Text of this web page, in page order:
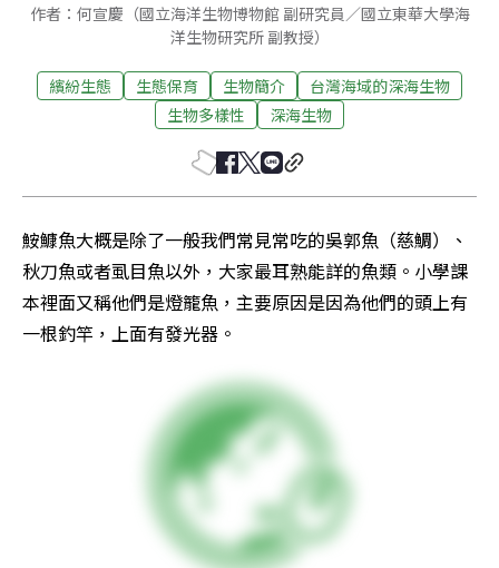
作者：何宣慶（國立海洋生物博物館 副研究員／國立東華大學海
洋生物研究所 副教授）
繽紛生態 生態保育 生物簡介
台灣海域的深海生物
生物多樣性
深海生物
鮟鱇魚大概是除了一般我們常見常吃的吳郭魚（慈鯛）、
秋刀魚或者虱目魚以外，大家最耳熟能詳的魚類。小學課
本裡面又稱他們是燈籠魚，主要原因是因為他們的頭上有
一根釣竿，上面有發光器。